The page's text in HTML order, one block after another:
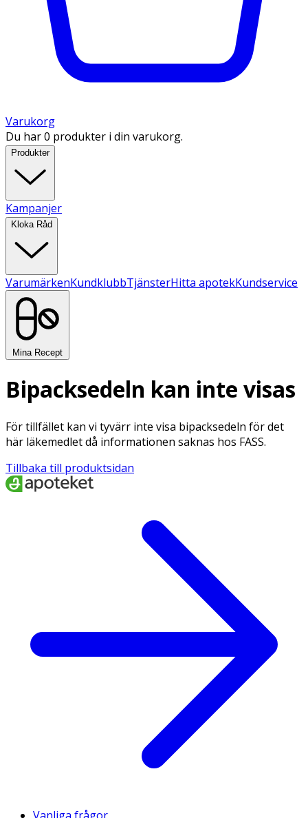
Varukorg
Du har 0 produkter i din varukorg.
Produkter
Kampanjer
Kloka Råd
VarumärkenKundklubbTjänsterHitta apotekKundservice
Mina Recept
Bipacksedeln kan inte visas
För tillfället kan vi tyvärr inte visa bipacksedeln för det
här läkemedlet då informationen saknas hos FASS.
Tillbaka till produktsidan